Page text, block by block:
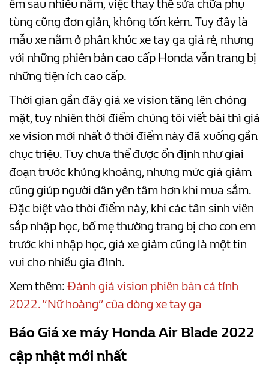
êm sau nhiều năm, việc thay thế sửa chữa phụ
tùng cũng đơn giản, không tốn kém. Tuy đây là
mẫu xe nằm ở phân khúc xe tay ga giá rẻ, nhưng
với những phiên bản cao cấp Honda vẫn trang bị
những tiện ích cao cấp.
Thời gian gần đây giá xe vision tăng lên chóng
mặt, tuy nhiên thời điểm chúng tôi viết bài thì giá
xe vision mới nhất ở thời điểm này đã xuống gần
chục triệu. Tuy chưa thể được ổn định như giai
đoạn trước khủng khoảng, nhưng mức giá giảm
cũng giúp người dân yên tâm hơn khi mua sắm.
Đặc biệt vào thời điểm này, khi các tân sinh viên
sắp nhập học, bố mẹ thường trang bị cho con em
trước khi nhập học, giá xe giảm cũng là một tin
vui cho nhiều gia đình.
Xem thêm: Đánh giá vision phiên bản cá tính
2022. “Nữ hoàng” của dòng xe tay ga
Báo Giá xe máy Honda Air Blade 2022
cập nhật mới nhất